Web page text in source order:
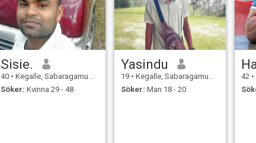
Sisie.
40 • Kegalle, Sabaragamuwa, Sri Lanka
Söker: Kvinna 29 - 48
Yasindu
19 • Kegalle, Sabaragamuwa, Sri Lanka
Söker: Man 18 - 20
42 •